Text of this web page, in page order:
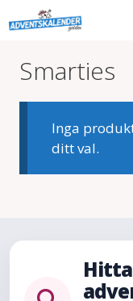
Hoppa
till
Smarties
Inga
ditt val.